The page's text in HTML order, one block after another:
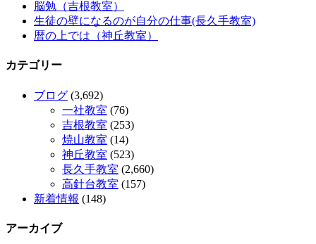
脳勉（吉根教室）
生徒の壁になるのが自分の仕事(長久手教室)
暦の上では（神丘教室）
カテゴリー
ブログ (3,692)
一社教室 (76)
吉根教室 (253)
焼山教室 (14)
神丘教室 (523)
長久手教室 (2,660)
高針台教室 (157)
新着情報 (148)
アーカイブ